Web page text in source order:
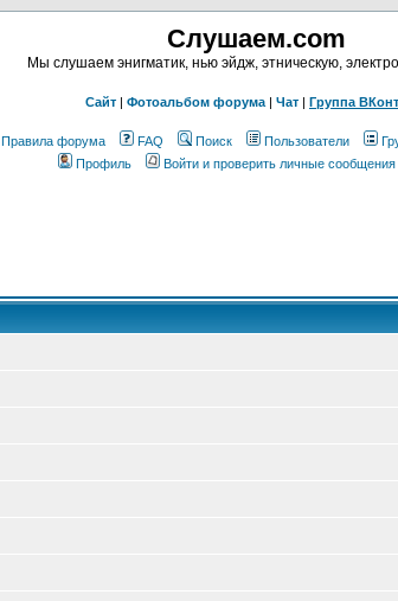
Слушаем.com
Мы слушаем энигматик, нью эйдж, этническую,
Сайт | Фотоальбом форума | Чат | Группа
Правила форума FAQ Поиск Пользователи
Профиль
Войти и проверить личные сообщения